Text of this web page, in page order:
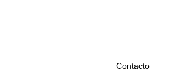
Contacto